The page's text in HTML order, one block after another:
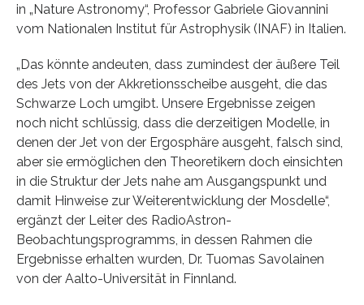
in „Nature Astronomy“, Professor Gabriele Giovannini
vom Nationalen Institut für Astrophysik (INAF) in Italien.
„Das könnte andeuten, dass zumindest der äußere Teil
des Jets von der Akkretionsscheibe ausgeht, die das
Schwarze Loch umgibt. Unsere Ergebnisse zeigen
noch nicht schlüssig, dass die derzeitigen Modelle, in
denen der Jet von der Ergosphäre ausgeht, falsch sind,
aber sie ermöglichen den Theoretikern doch einsichten
in die Struktur der Jets nahe am Ausgangspunkt und
damit Hinweise zur Weiterentwicklung der Mosdelle“,
ergänzt der Leiter des RadioAstron-
Beobachtungsprogramms, in dessen Rahmen die
Ergebnisse erhalten wurden, Dr. Tuomas Savolainen
von der Aalto-Universität in Finnland.